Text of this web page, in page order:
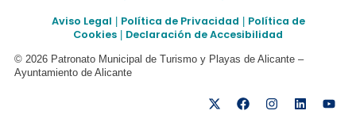
Aviso Legal Política de Privacidad
Política de
Cookies
Declaración de Accesibilidad
© 2026 Patronato Municipal de Turismo y Playas de Alicante –
Ayuntamiento de Alicante